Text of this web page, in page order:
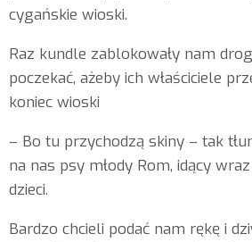
cygańskie wioski.
Raz kundle zablokowały nam
poczekać, ażeby ich właściciele
koniec wioski
– Bo tu przychodzą skiny – tak
na nas psy młody Rom, idący
dzieci.
Bardzo chcieli podać nam rękę i